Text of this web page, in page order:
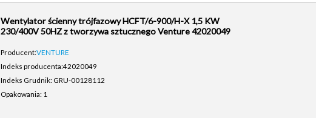
Wentylator ścienny trójfazowy HCFT/6-900/H-X 1,5 KW
230/400V 50HZ z tworzywa sztucznego Venture 42020049
Producent:VENTURE
Indeks producenta:42020049
Indeks Grudnik: GRU-00128112
Opakowania: 1